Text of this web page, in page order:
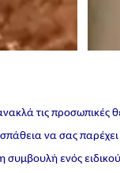
τις προσωπικές
να σας
συμβουλή ενός